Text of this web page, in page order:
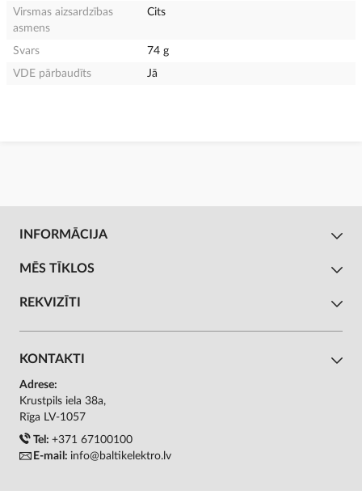
Virsmas aizsardzības
asmens
Cits
Svars
74 g
VDE pārbaudīts
Jā
INFORMĀCIJA
MĒS TĪKLOS
REKVIZĪTI
KONTAKTI
Adrese:
Krustpils iela 38a,
Rīga LV-1057
Tel: +371 67100100
E-mail: info@baltikelektro.lv